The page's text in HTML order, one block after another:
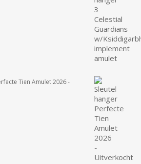
Tien Amulet 2026 -